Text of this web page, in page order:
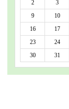
2
3
9
10
16
17
23
24
30
31